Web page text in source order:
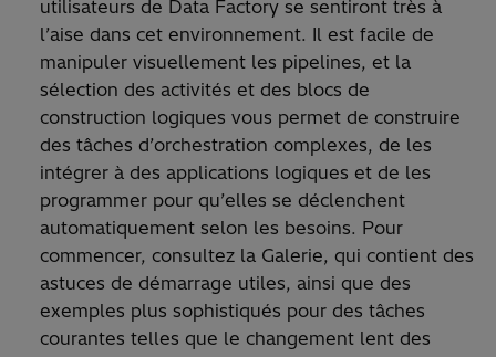
utilisateurs de Data Factory se sentiront très à
l’aise dans cet environnement. Il est facile de
manipuler visuellement les pipelines, et la
sélection des activités et des blocs de
construction logiques vous permet de construire
des tâches d’orchestration complexes, de les
intégrer à des applications logiques et de les
programmer pour qu’elles se déclenchent
automatiquement selon les besoins. Pour
commencer, consultez la Galerie, qui contient des
astuces de démarrage utiles, ainsi que des
exemples plus sophistiqués pour des tâches
courantes telles que le changement lent des